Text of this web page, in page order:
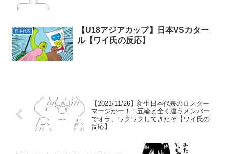
日本代表
【U18アジアカップ】日本VSカター
ル【ワイ氏の反応】
【2021/11/26】新生日本代表のロスター
マージかー！！五輪と全く違うメンバー
でオラ、ワクワクしてきたぞ【ワイ氏の
反応】